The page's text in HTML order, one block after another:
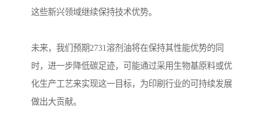
这些新兴领域继续保持技术优势。
未来，我们预期2731溶剂油将在保持其性能优势的同
时，进一步降低碳足迹，可能通过采用生物基原料或优
化生产工艺来实现这一目标，为印刷行业的可持续发展
做出大贡献。